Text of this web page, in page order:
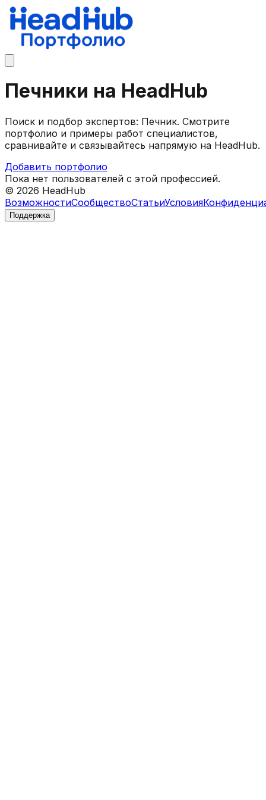
Печники на HeadHub
Поиск и подбор экспертов: Печник. Смотрите
портфолио и примеры работ специалистов,
сравнивайте и связывайтесь напрямую на HeadHub.
Добавить портфолио
Пока нет пользователей с этой профессией.
© 2026 HeadHub
ВозможностиСообществоСтатьиУсловия
Поддержка